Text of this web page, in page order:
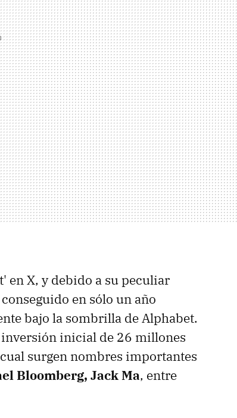
en X, y debido a su peculiar
en sólo un año
bajo la sombrilla de Alphabet.
inversión inicial de 26 millones
surgen nombres importantes
Bloomberg, Jack Ma, entre